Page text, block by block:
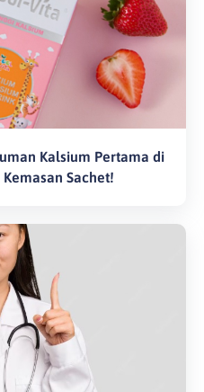
Kalsium Pertama di
Sachet!